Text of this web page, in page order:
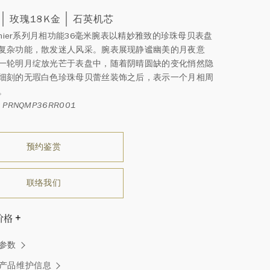
玫瑰18K金 石英机芯
系列月相功能36毫米腕表以精妙雅致的珍珠母贝表盘
杂功能，散发迷人风采。腕表展现静谧幽美的月夜意
轮明月绽放光芒于表盘中，随着阴晴圆缺的变化悄然隐
刻的无瑕白色珍珠母贝蕾丝装饰之后，表示一个月相周
预约鉴赏
联络我们
格
件高级珠宝作品也是如此：每个宝石皆与众不同而采用独
式，重量和宝石的等级亦不尽相同。如有疑问，敬请咨询
数
品维护信息